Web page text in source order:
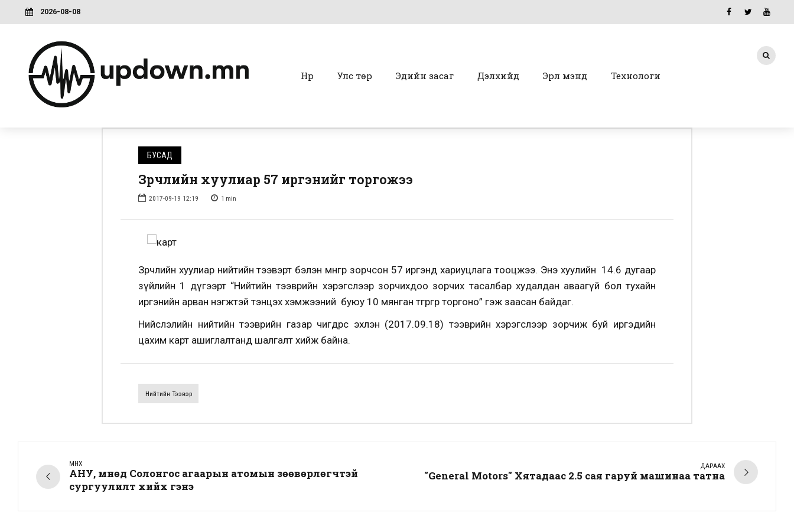
2026-08-08
Нүүр Улс төр Эдийн засаг Дэлхийд Эрүүл мэнд Технологи
БУСАД
Зөрчлийн хуулиар 57 иргэнийг торгожээ
2017-09-19 12:19 1 min
Зөрчлийн хуулиар нийтийн тээвэрт бэлэн мөнгөөр зорчсон 57 иргэнд хариуцлага тооцжээ. Энэ хуулийн 14.6 дугаар
зүйлийн 1 дүгээрт “Нийтийн тээврийн хэрэгслээр зорчихдоо зорчих тасалбар худалдан аваагүй бол тухайн
иргэнийн арван нэгжтэй тэнцэх хэмжээний буюу 10 мянган төгрөгөөр торгоно” гэж заасан байдаг.
Нийслэлийн нийтийн тээврийн газар өчигдөрөөс эхлэн (2017.09.18) тээврийн хэрэгслээр зорчиж буй иргэдийн
цахим карт ашиглалтанд шалгалт хийж байна.
Нийтийн Тээвэр
ӨМНӨХ
АНУ, Өмнөд Солонгос агаарын атомын зөөвөрлөгчтэй
сургуулилт хийх гэнэ
ДАРААХ
"General Motors" Хятадаас 2.5 сая гаруй машинаа татна